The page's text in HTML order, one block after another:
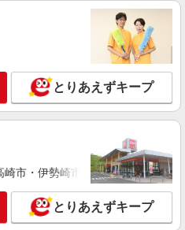
スタッフ（接客・調理・清掃な
※22:00〜翌5:00：時給1,563円 ※
円 ※早朝手当（5:00〜9:00）時給
大坂上1-29-2-1
詳細を見る
とりあえずキープ
市・伊勢崎市・太田市・館林市
とりあえずキープ